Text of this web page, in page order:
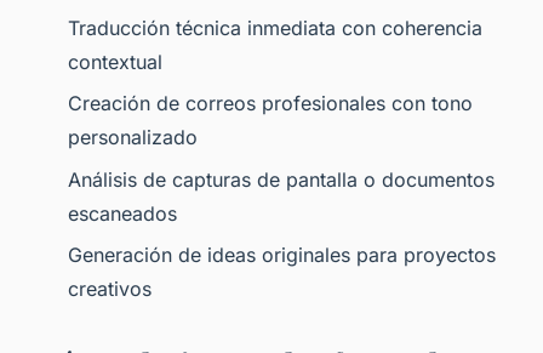
Traducción técnica inmediata con coherencia
contextual
Creación de correos profesionales con tono
personalizado
Análisis de capturas de pantalla o documentos
escaneados
Generación de ideas originales para proyectos
creativos